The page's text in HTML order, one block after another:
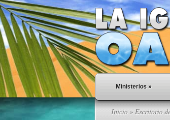
Ministerios »
Inicio » Escritorio